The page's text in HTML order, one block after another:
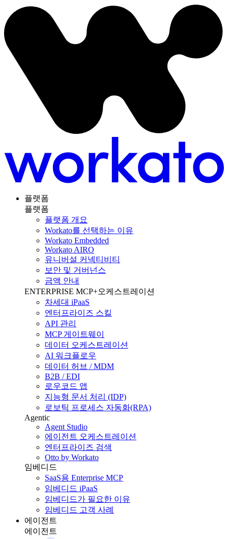
플랫폼
플랫폼
플랫폼 개요
Workato를 선택하는 이유
Workato Embedded
Workato AIRO
유니버설 커넥티비티
보안 및 거버넌스
금액 안내
ENTERPRISE MCP+오케스트레이션
차세대 iPaaS
엔터프라이즈 스킬
API 관리
MCP 게이트웨이
데이터 오케스트레이션
AI 워크플로우
데이터 허브 / MDM
B2B / EDI
로우코드 앱
지능형 문서 처리 (IDP)
로보틱 프로세스 자동화(RPA)
Agentic
Agent Studio
에이전트 오케스트레이션
엔터프라이즈 검색
Otto by Workato
임베디드
SaaS용 Enterprise MCP
임베디드 iPaaS
임베디드가 필요한 이유
임베디드 고객 사례
에이전트
에이전트